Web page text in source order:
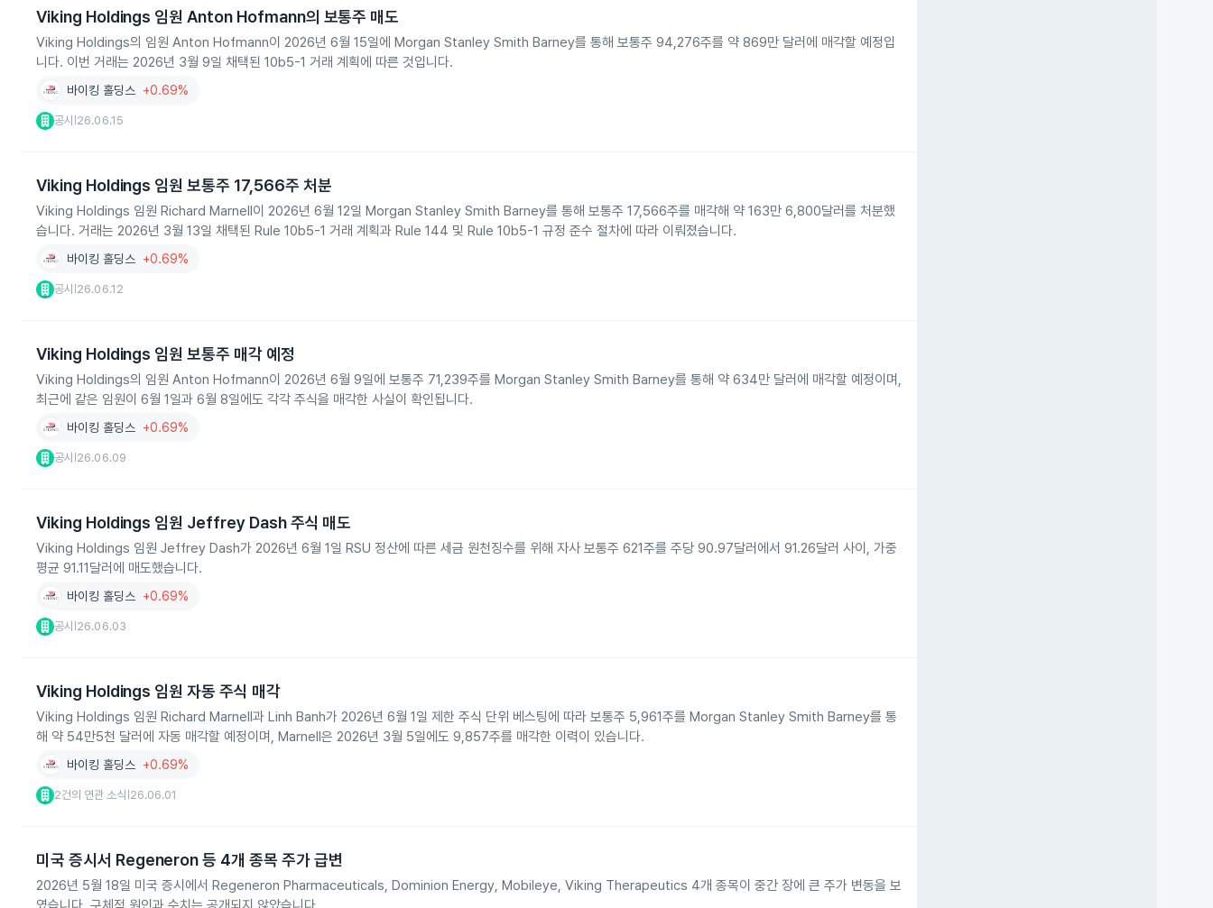
Viking Holdings 임원 Anton Hofmann의 보통주 매도
Viking Holdings의 임원 Anton Hofmann이 2026년 6월 15일에 Morgan Stanley Smith Barney를 통해 보통주 94,276주를 약 869만 달러에 매각할 예정입
니다. 이번 거래는 2026년 3월 9일 채택된 10b5-1 거래 계획에 따른 것입니다.
바이킹 홀딩스 +0.69%
공시 26.06.15
Viking Holdings 임원 보통주 17,566주 처분
Viking Holdings 임원 Richard Marnell이 2026년 6월 12일 Morgan Stanley Smith Barney를 통해 보통주 17,566주를 매각해 약 163만 6,800달러를 처분했
습니다. 거래는 2026년 3월 13일 채택된 Rule 10b5-1 거래 계획과 Rule 144 및 Rule 10b5-1 규정 준수 절차에 따라 이뤄졌습니다.
바이킹 홀딩스 +0.69%
공시 26.06.12
Viking Holdings 임원 보통주 매각 예정
Viking Holdings의 임원 Anton Hofmann이 2026년 6월 9일에 보통주 71,239주를 Morgan Stanley Smith Barney를 통해 약 634만 달러에 매각할 예정이며,
최근에 같은 임원이 6월 1일과 6월 8일에도 각각 주식을 매각한 사실이 확인됩니다.
바이킹 홀딩스 +0.69%
공시 26.06.09
Viking Holdings 임원 Jeffrey Dash 주식 매도
Viking Holdings 임원 Jeffrey Dash가 2026년 6월 1일 RSU 정산에 따른 세금 원천징수를 위해 자사 보통주 621주를 주당 90.97달러에서 91.26달러 사이, 가중
평균 91.11달러에 매도했습니다.
바이킹 홀딩스 +0.69%
공시 26.06.03
Viking Holdings 임원 자동 주식 매각
Viking Holdings 임원 Richard Marnell과 Linh Banh가 2026년 6월 1일 제한 주식 단위 베스팅에 따라 보통주 5,961주를 Morgan Stanley Smith Barney를 통
해 약 54만5천 달러에 자동 매각할 예정이며, Marnell은 2026년 3월 5일에도 9,857주를 매각한 이력이 있습니다.
바이킹 홀딩스 +0.69%
2건의 연관 소식 26.06.01
미국 증시서 Regeneron 등 4개 종목 주가 급변
2026년 5월 18일 미국 증시에서 Regeneron Pharmaceuticals, Dominion Energy, Mobileye, Viking Therapeutics 4개 종목이 중간 장에 큰 주가 변동을 보